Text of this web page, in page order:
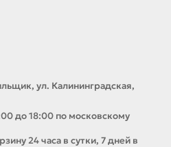
ул. Калининградская,
до 18:00 по московскому
24 часа в сутки, 7 дней в